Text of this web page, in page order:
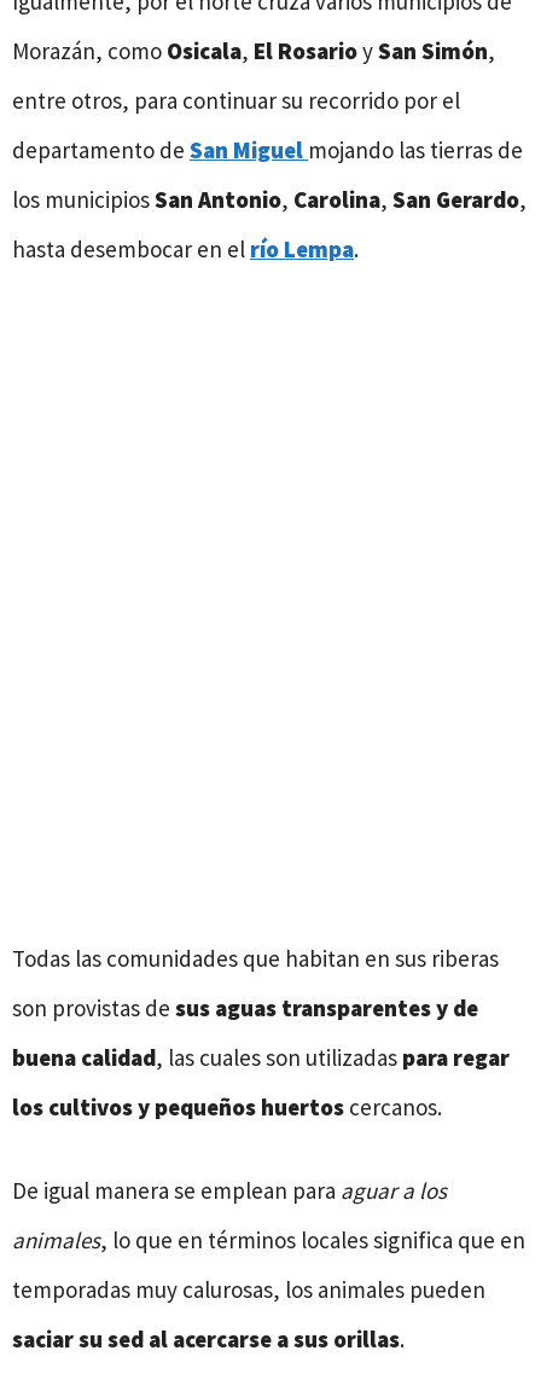
Morazán, como Osicala, El RosarioySan Simón,
entre otros, para continuar su recorrido por el
departamento de San Miguel mojando las tierras de
los municipiosSan Antonio, Carolina, San Gerardo,
hasta desembocar en el río Lempa.
Todas las comunidades que habitan en sus riberas
son provistas de sus aguas transparentes y de
buena calidad, las cuales son utilizadas para regar
los cultivos y pequeños huertos cercanos.
De igual manera se emplean para aguar a los
animales, lo que en términos locales significa que en
temporadas muy calurosas, los animales pueden
saciar su sed al acercarse a sus orillas.